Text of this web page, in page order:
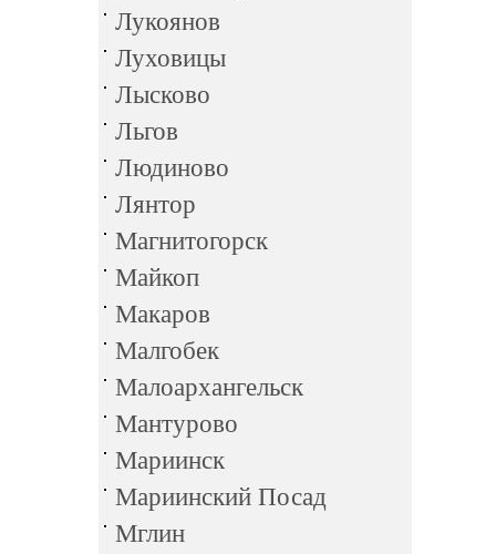
Лукоянов
Луховицы
Лысково
Льгов
Людиново
Лянтор
Магнитогорск
Майкоп
Макаров
Малгобек
Малоархангельск
Мантурово
Мариинск
Мариинский Посад
Мглин